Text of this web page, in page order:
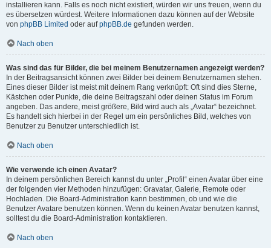
installieren kann. Falls es noch nicht existiert, würden wir uns freuen, wenn du
es übersetzen würdest. Weitere Informationen dazu können auf der Website
von phpBB Limited oder aufphpBB.de gefunden werden.
Nach oben
Was sind das für Bilder, die bei meinem Benutzernamen angezeigt werden?
In der Beitragsansicht können zwei Bilder bei deinem Benutzernamen stehen.
Eines dieser Bilder ist meist mit deinem Rang verknüpft: Oft sind dies Sterne,
Kästchen oder Punkte, die deine Beitragszahl oder deinen Status im Forum
angeben. Das andere, meist größere, Bild wird auch als „Avatar“ bezeichnet.
Es handelt sich hierbei in der Regel um ein persönliches Bild, welches von
Benutzer zu Benutzer unterschiedlich ist.
Nach oben
Wie verwende ich einen Avatar?
In deinem persönlichen Bereich kannst du unter „Profil“ einen Avatar über eine
der folgenden vier Methoden hinzufügen: Gravatar, Galerie, Remote oder
Hochladen. Die Board-Administration kann bestimmen, ob und wie die
Benutzer Avatare benutzen können. Wenn du keinen Avatar benutzen kannst,
solltest du die Board-Administration kontaktieren.
Nach oben